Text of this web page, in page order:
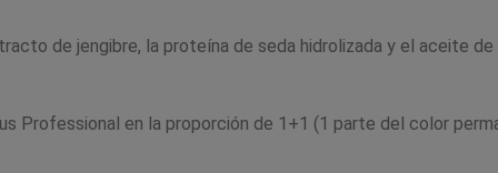
de jengibre, la proteína de seda hidrolizada y el aceite de
Professional en la proporción de 1+1 (1 parte del color